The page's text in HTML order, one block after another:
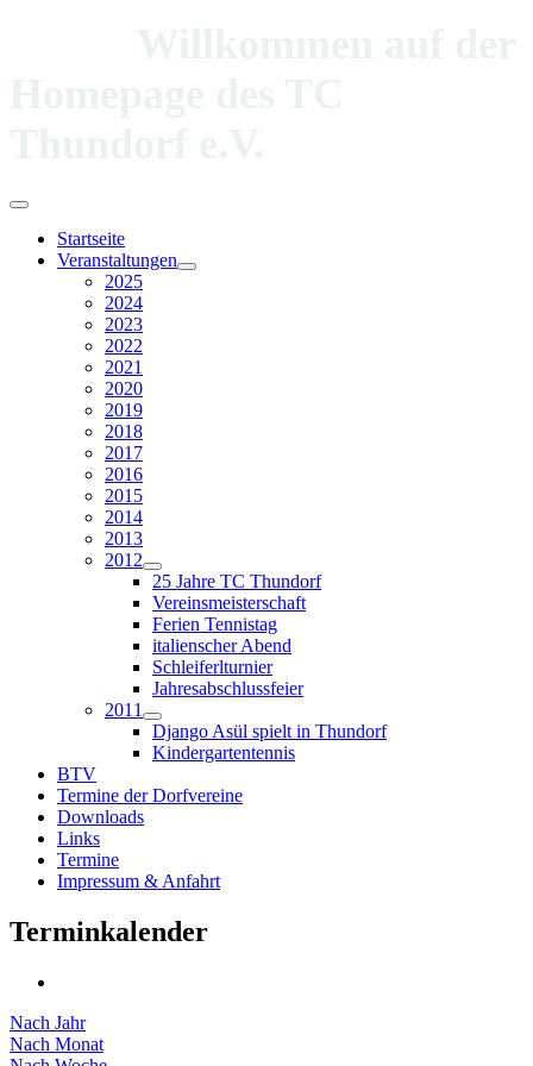
Startseite
Veranstaltungen
2025
2024
2023
2022
2021
2020
2019
2018
2017
2016
2015
2014
2013
2012
25 Jahre TC Thundorf
Vereinsmeisterschaft
Ferien Tennistag
italienscher Abend
Schleiferlturnier
Jahresabschlussfeier
2011
Django Asül spielt in Thundorf
Kindergartentennis
BTV
Termine der Dorfvereine
Downloads
Links
Termine
Impressum & Anfahrt
Terminkalender
Nach Jahr
Nach Monat